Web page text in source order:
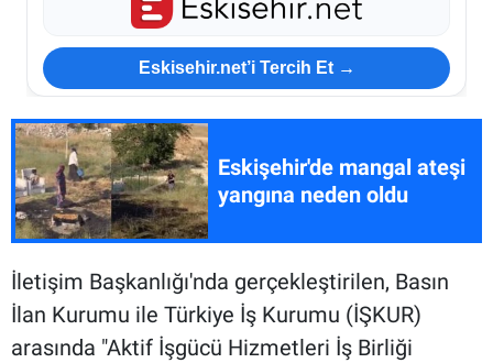
Eskisehir.net’i Tercih Et →
Eskişehir'de mangal ateşi
yangına neden oldu
İletişim Başkanlığı'nda gerçekleştirilen, Basın
İlan Kurumu ile Türkiye İş Kurumu (İŞKUR)
arasında "Aktif İşgücü Hizmetleri İş Birliği